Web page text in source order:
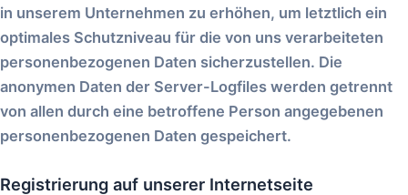
in unserem Unternehmen zu erhöhen, um letztlich ein
optimales Schutzniveau für die von uns verarbeiteten
personenbezogenen Daten sicherzustellen. Die
anonymen Daten der Server-Logfiles werden getrennt
von allen durch eine betroffene Person angegebenen
personenbezogenen Daten gespeichert.
Registrierung auf unserer Internetseite